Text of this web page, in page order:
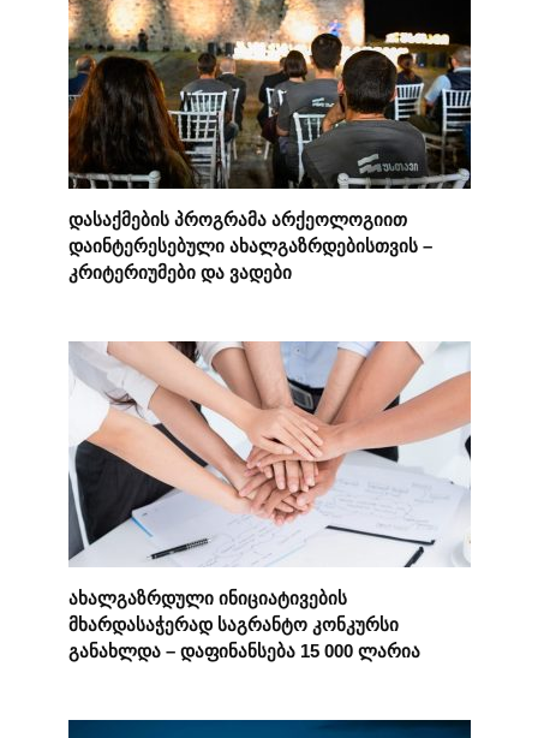
დასაქმების პროგრამა არქეოლოგიით
დაინტერესებული ახალგაზრდებისთვის –
კრიტერიუმები და ვადები
ახალგაზრდული ინიციატივების
მხარდასაჭერად საგრანტო კონკურსი
განახლდა – დაფინანსება 15 000 ლარია